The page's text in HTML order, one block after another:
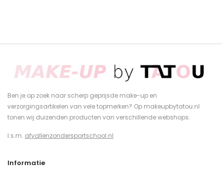
Ben je op zoek naar scherp geprijsde make-up en
verzorgingsartikelen van vele topmerken? Op makeupbytatou.nl
tonen wij duizenden producten van verschillende webshops.
I.s.m. afvallenzondersportschool.nl
Informatie